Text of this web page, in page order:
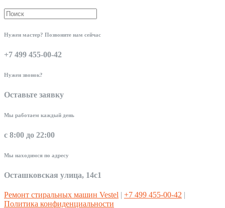
Нужен мастер? Позвоните нам сейчас
+7 499 455-00-42
Нужен звонок?
Оставьте заявку
Мы работаем каждый день
с 8:00 до 22:00
Мы находимся по адресу
Осташковская улица, 14с1
Ремонт стиральных машин Vestel | +7 499 455-00-42 |
Политика конфиденциальности